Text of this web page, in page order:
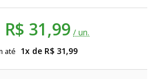
R$ 31,99 / un.
até 1x de R$ 31,99